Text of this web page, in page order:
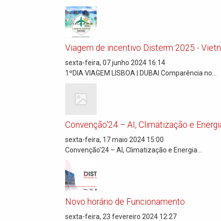
Viagem de incentivo Disterm 2025 -
sexta-feira, 07 junho 2024 16:14
1ºDIA VIAGEM LISBOA | DUBAI Comparência no...
Convenção'24 – AI, Climatização e
sexta-feira, 17 maio 2024 15:00
Convenção'24 – AI, Climatização e Energia...
Novo horário de Funcionamento
sexta-feira, 23 fevereiro 2024 12:27